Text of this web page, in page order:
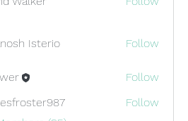
Isterio Follow
Follow
Follow